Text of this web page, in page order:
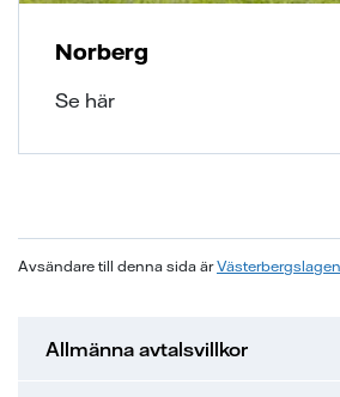
Norberg
Se här
Avsändare till denna sida är
Allmänna avtalsvillkor